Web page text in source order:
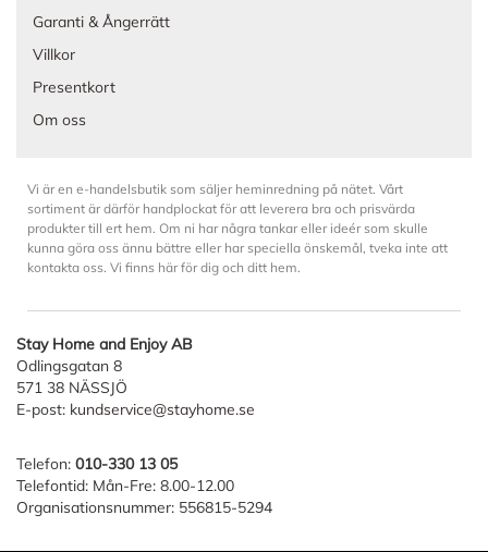
Garanti & Ångerrätt
Villkor
Presentkort
Om oss
Vi är en e-handelsbutik som säljer heminredning på nätet. Vårt
sortiment är därför handplockat för att leverera bra och prisvärda
produkter till ert hem. Om ni har några tankar eller ideér som skulle
kunna göra oss ännu bättre eller har speciella önskemål, tveka inte att
kontakta oss. Vi finns här för dig och ditt hem.
Stay Home and Enjoy AB
Odlingsgatan 8
571 38 NÄSSJÖ
E-post: kundservice@stayhome.se
Telefon: 010-330 13 05
Telefontid: Mån-Fre: 8.00-12.00
Organisationsnummer: 556815-5294